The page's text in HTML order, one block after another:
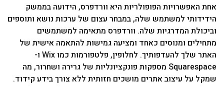
אחת האפשרויות הפופולריות היא וורדפרס, הידועה בממשק
הידידותי למשתמש שלה, במבחר עצום של ערכות נושא ותוספים
וביכולת המדרגיות שלה. וורדפרס מתאימה למשתמשים
מתחילים ומנוסים כאחד ומציעה גמישות להתאמה אישית של
האתר שלך להעדפותיך. לחלופין, פלטפורמות כמו Wix ו-
Squarespace מספקות פונקציונליות של גרירה ושחרור, מה
שמקל על עיצוב אתרים מושכים חזותית ללא צורך בידע קידוד.